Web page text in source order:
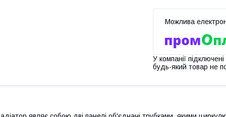
У компанії
будь-який товар не